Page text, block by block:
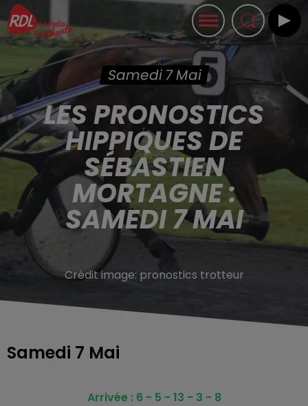
Samedi 7 Mai
LES PRONOSTICS
HIPPIQUES DE
SÉBASTIEN
MORTAGNE :
SAMEDI 7 MAI
Crédit image: pronostics trotteur
Samedi 7 Mai
Arrivée : 6 - 5 - 13 - 3 - 8